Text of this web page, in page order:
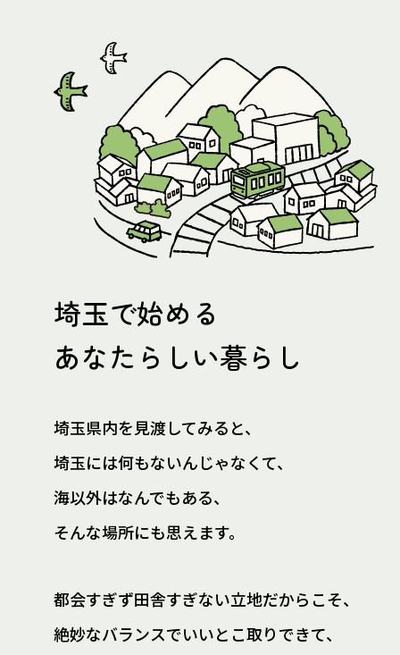
埼玉で始める
あなたらしい暮らし
埼玉県内を見渡してみると、
埼玉には何もないんじゃなくて、
海以外はなんでもある、
そんな場所にも思えます。
都会すぎず田舎すぎない立地だからこそ、
絶妙なバランスでいいとこ取りできて、